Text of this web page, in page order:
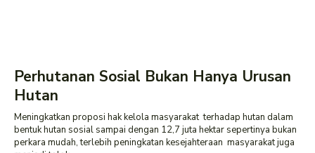
Perhutanan Sosial Bukan Hanya Urusan
Hutan
Meningkatkan proposi hak kelola masyarakat terhadap hutan dalam
bentuk hutan sosial sampai dengan 12,7 juta hektar sepertinya bukan
perkara mudah, terlebih peningkatan kesejahteraan masyarakat juga